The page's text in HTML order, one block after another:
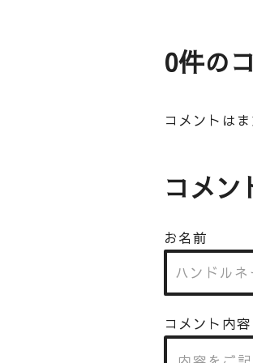
0件の
コメントは
コメン
お名前
コメント内容